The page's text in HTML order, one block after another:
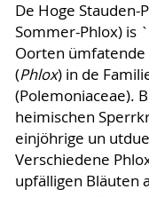
De Hoge
Sommer-Phlox) is
Oorten ümfatende
(Phlox) in de
(Polemoniaceae).
heimischen
einjöhrige un
Verschiedene
upfälligen Bläuten